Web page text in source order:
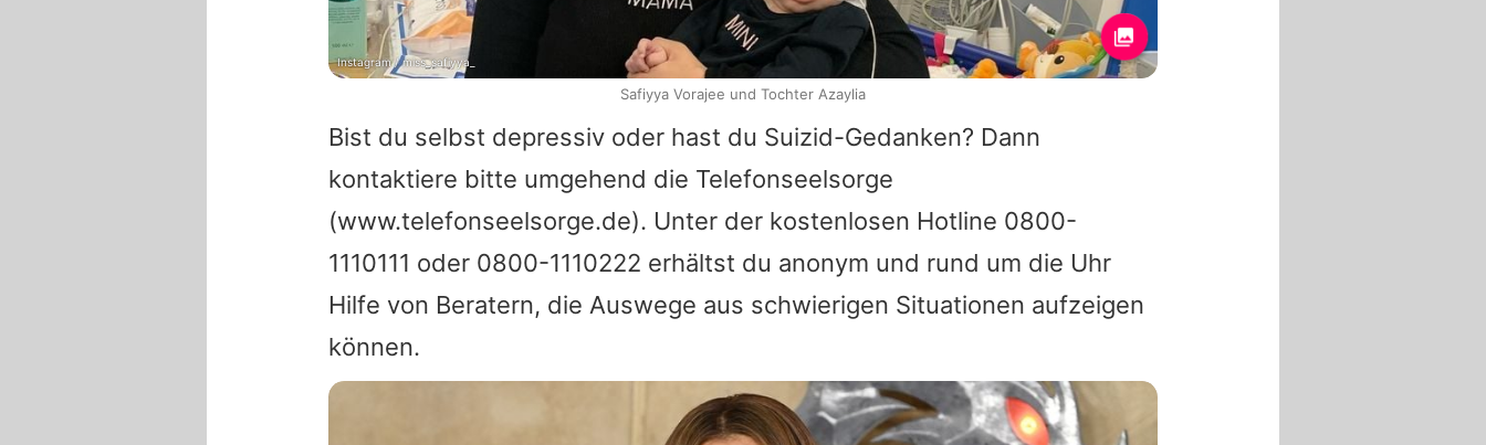
Bist du selbst depressiv oder hast du Suizid-Gedanken? Dann
kontaktiere bitte umgehend die Telefonseelsorge
(www.telefonseelsorge.de). Unter der kostenlosen Hotline 0800-
1110111 oder 0800-1110222 erhältst du anonym und rund um die Uhr
Hilfe von Beratern, die Auswege aus schwierigen Situationen aufzeigen
können.
Instagram / miss_safiyya_
Safiyya Vorajee und Tochter Azaylia